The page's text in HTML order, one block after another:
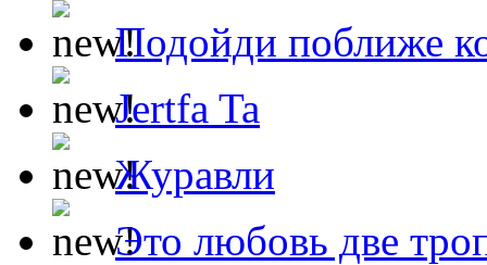
Подойди поближе
Jertfa Ta
Журавли
Это любовь две